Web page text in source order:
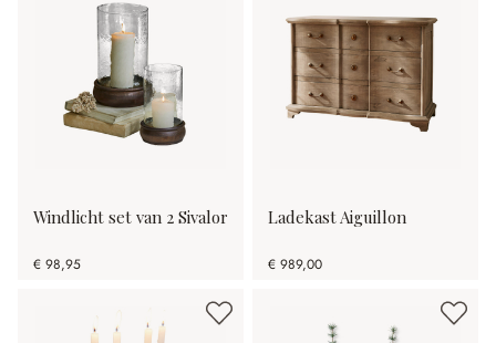
Windlicht set van 2 Sivalor
€ 98,95
Ladekast Aiguillon
€ 989,00